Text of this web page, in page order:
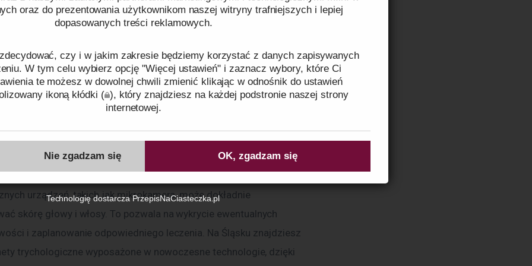
oraz do prezentowania użytkownikom naszej witryny trafniejszych i lepiej
dopasowanych treści reklamowych.
czy i w jakim zakresie będziemy korzystać z danych zapisywanych
W tym celu wybierz opcję "Więcej ustawień" i zaznacz wybory, które Ci
te możesz w dowolnej chwili zmienić klikając w odnośnik do ustawień
ikoną kłódki ( ), który znajdziesz na każdej podstronie naszej strony
internetowej.
cookies oraz tego, w jaki sposób przetwarzamy dane przeczytasz wInformacji
o plikach cookiesoraz naszej Polityce prywatności.
Identyfikator zgody:ID65889260806165558
Nie zgadzam się OK, zgadzam się
Technologię dostarcza PrzepisNaCiasteczka.pl
swędzi lub pojawiają się na niej niepokojące zmiany, nie powinniśmy
odpowiedni plan leczenia.
trychologiczna – co Cię
wizyty, trycholog przeprowadzi wywiad dotyczący Twojego
życia oraz pielęgnacji włosów. Następnie, za pomocą
urządzeń, takich jak mikrokamera, może dokładnie
skórę głowy i włosy. To pozwala na wykrycie ewentualnych
i zaplanowanie odpowiedniego leczenia. Na Śląsku znajdziesz
trychologiczne wyposażone w nowoczesne technologie, dzięki